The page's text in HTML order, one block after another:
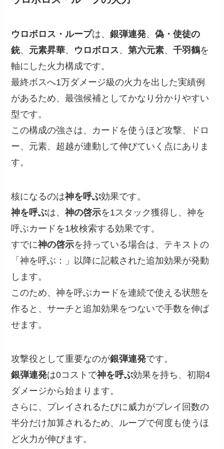
ウロボロス・ループは、銀弾連発、偽・使徒の
銃、 元素昇華、 ウロボロス、第六元素、千羽鶴を
軸にした火力構成です。
最終ボスへ1万ダメージ級の火力を出した実績例
があるため、最強候補としてかなり分かりやすい
型です。
この構成の強さは、カードを使うほど攻撃、ドロ
ー、元素、超越が連動して伸びていく点にありま
す。
核になるのは神を呼ぶ効果です。
神を呼ぶは、神の啓示を1スタック獲得し、神を
呼ぶカードを1枚検索する効果です。
すでに神の啓示を持っている場合は、テキストの
「神を呼ぶ：」以降に記載された追加効果が発動
します。
このため、神を呼ぶカードを連続で使える状態を
作ると、サーチと追加効果をつないで手数を伸ば
せます。
攻撃役として重要なのが銀弾連発です。
銀弾連発は0コストで神を呼ぶ効果を持ち、初期4
ダメージから始まります。
さらに、プレイされるたびに威力がプレイ回数の
半分だけ加算されるため、ループで何度も使うほ
ど火力が伸びます。